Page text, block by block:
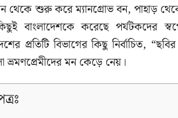
থেকে শুরু করে ম্যানগ্রোভ বন, পাহাড়
বাংলাদেশকে করেছে পর্যটকদের
প্রতিটি বিভাগের কিছু নির্বাচিত,
মন কেড়ে নেয়।